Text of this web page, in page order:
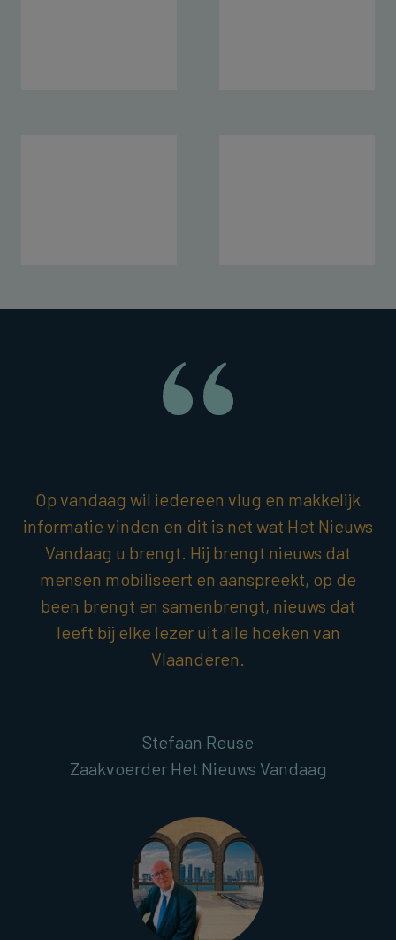
Op vandaag wil iedereen vlug en makkelijk
informatie vinden en dit is net wat Het Nieuws
Vandaag u brengt. Hij brengt nieuws dat
mensen mobiliseert en aanspreekt, op de
been brengt en samenbrengt, nieuws dat
leeft bij elke lezer uit alle hoeken van
Vlaanderen.
Stefaan Reuse
Zaakvoerder Het Nieuws Vandaag